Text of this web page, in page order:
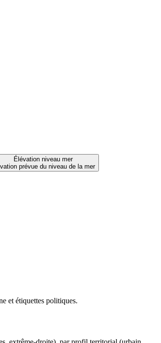
Élévation niveau mer
prévue du niveau de la mer
et étiquettes politiques.